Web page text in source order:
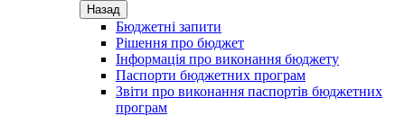
Назад
Бюджетні запити
Рішення про бюджет
Інформація про виконання бюджету
Паспорти бюджетних програм
Звіти про виконання паспортів бюджетних
програм